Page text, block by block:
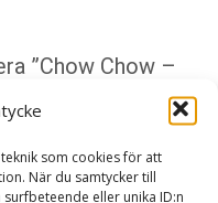
som cookies för att
När du samtycker till
eller unika ID:n
”Chow Chow –
Obligatoriska fält